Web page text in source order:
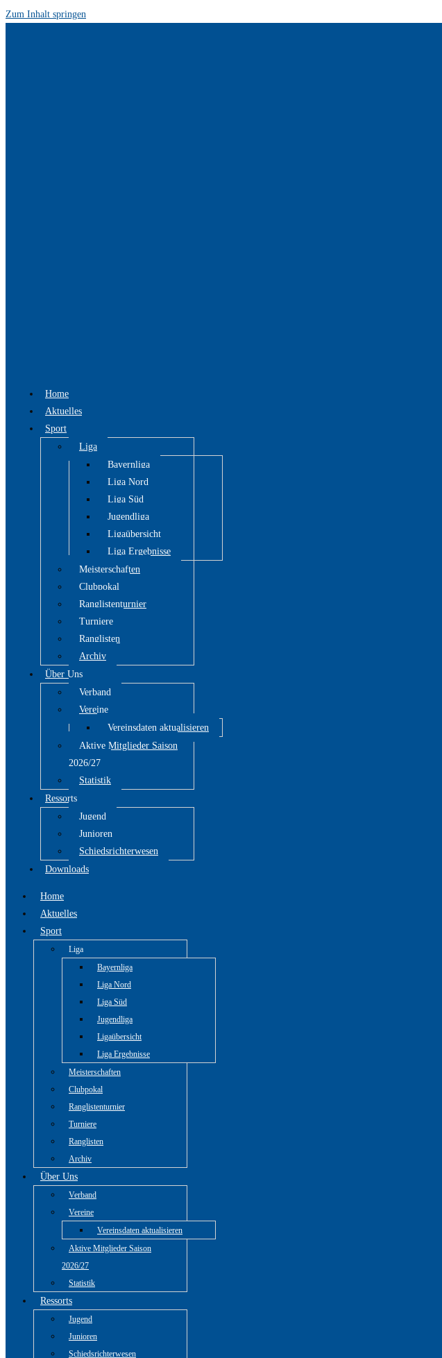
Zum Inhalt springen
Home
Aktuelles
Sport
Liga
Bayernliga
Liga Nord
Liga Süd
Jugendliga
Ligaübersicht
Liga Ergebnisse
Meisterschaften
Clubpokal
Ranglistenturnier
Turniere
Ranglisten
Archiv
Über Uns
Verband
Vereine
Vereinsdaten aktualisieren
Aktive Mitglieder Saison
2026/27
Statistik
Ressorts
Jugend
Junioren
Schiedsrichterwesen
Downloads
Home
Aktuelles
Sport
Liga
Bayernliga
Liga Nord
Liga Süd
Jugendliga
Ligaübersicht
Liga Ergebnisse
Meisterschaften
Clubpokal
Ranglistenturnier
Turniere
Ranglisten
Archiv
Über Uns
Verband
Vereine
Vereinsdaten aktualisieren
Aktive Mitglieder Saison
2026/27
Statistik
Ressorts
Jugend
Junioren
Schiedsrichterwesen